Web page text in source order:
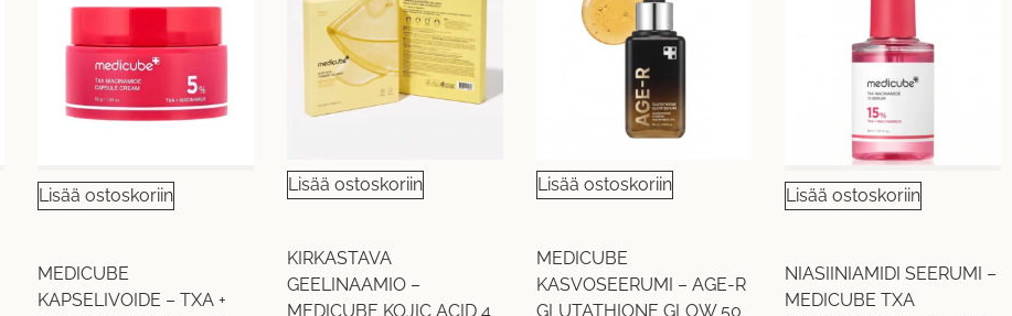
Lisää ostoskoriin
MEDICUBE
KAPSELIVOIDE – TXA +
Lisää ostoskoriin
KIRKASTAVA
GEELINAAMIO –
MEDICUBE KOJIC ACID 4
Lisää ostoskoriin
MEDICUBE
KASVOSEERUMI – AGE-R
GLUTATHIONE GLOW 50
Lisää ostoskoriin
NIASIINIAMIDI SEERUMI –
MEDICUBE TXA